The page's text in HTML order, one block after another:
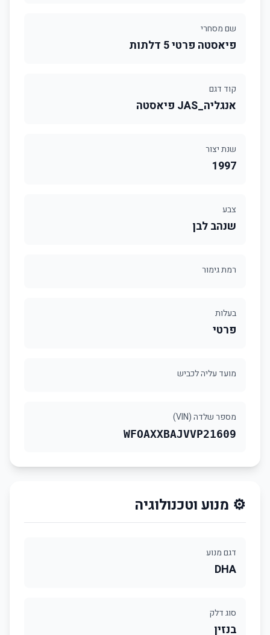
שם מסחרי
פיאסטה פרטי 5 דלתות
קוד דגם
אנגליה_JAS פיאסטה
שנת יצור
1997
צבע
שנהב לבן
רמת גימור
בעלות
פרטי
מועד עליה לכביש
מספר שלדה (VIN)
WFOAXXBAJVVP21609
⚙️ מנוע וטכנולוגיה
דגם מנוע
DHA
סוג דלק
בנזין